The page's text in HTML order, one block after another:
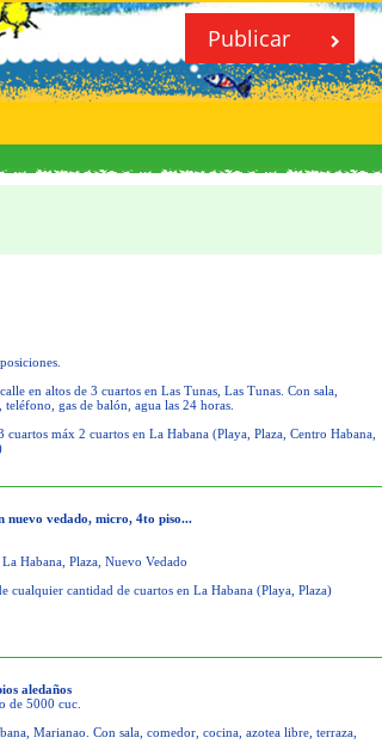
Publicar
en altos de 3 cuartos en Las Tunas, Las Tunas. Con sala,
gas de balón, agua las 24 horas.
máx 2 cuartos en La Habana (Playa, Plaza, Centro Habana,
nuevo vedado, micro, 4to piso...
Habana, Plaza, Nuevo Vedado
cantidad de cuartos en La Habana (Playa, Plaza)
aledaños
de 5000 cuc.
Marianao. Con sala, comedor, cocina, azotea libre, terraza,